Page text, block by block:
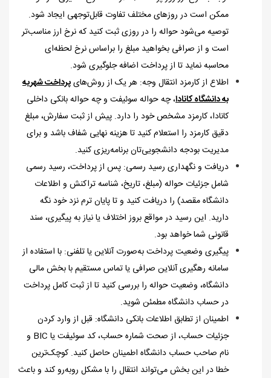
ممکن است در روزهای مختلف تفاوت قابل‌توجهی ایجاد شود.
توصیه می‌شود حواله را در روزی ثبت کنید که نرخ ارز مناسب‌تر
است و از صرافی بخواهید مبلغ را براساس نرخ لحظه‌ای
محاسبه نماید تا از پرداخت اضافه جلوگیری شود.
اطلاع از کارمزد انتقال وجه: هر یک از روش‌هایپرداخت شهریه
به دانشگاه کانادا، چه حواله سوئیفت و چه حواله بانکی داخلی
کانادا، کارمزد مشخص خود را دارد. پیش از ثبت سفارش، مبلغ
دقیق کارمزد را استعلام کنید تا هزینه نهایی شفاف باشد و برای
مدیریت بودجه دانشجویی‌تان برنامه‌ریزی کنید.
دریافت و نگهداری رسید رسمی: پس از پرداخت، رسید رسمی
شامل جزئیات حواله (مبلغ، تاریخ، شناسه تراکنش و اطلاعات
دانشگاه مقصد) را دریافت کنید و تا پایان ترم نزد خود نگه
دارید. این رسید در مواقع بروز اختلاف یا نیاز به پیگیری، سند
قانونی شما خواهد بود.
پیگیری وضعیت پرداخت به‌صورت آنلاین یا تلفنی: با استفاده از
سامانه رهگیری آنلاین صرافی یا تماس مستقیم با بخش مالی
دانشگاه، وضعیت حواله را بررسی کنید تا از ثبت کامل پرداخت
در حساب دانشگاه مطمئن شوید.
اطمینان از تطابق اطلاعات بانکی دانشگاه: قبل از وارد کردن
جزئیات حساب، از صحت شماره حساب، کد سوئیفت یا BIC و
نام صاحب حساب دانشگاه اطمینان حاصل کنید. کوچک‌ترین
خطا در این بخش می‌تواند انتقال را با مشکل روبه‌رو کند و باعث